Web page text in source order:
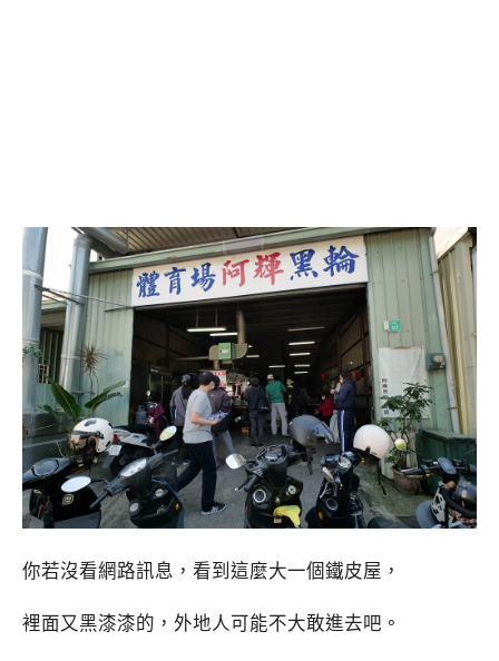
你若沒看網路訊息，看到這麼大一個鐵皮屋，
裡面又黑漆漆的，外地人可能不大敢進去吧。